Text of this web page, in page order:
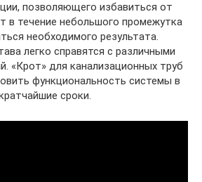
позволяющего избавиться от
в течение небольшого промежутка
необходимого результата.
легко справятся с различными
«Крот» для канализационных труб
функциональность системы в
сроки.